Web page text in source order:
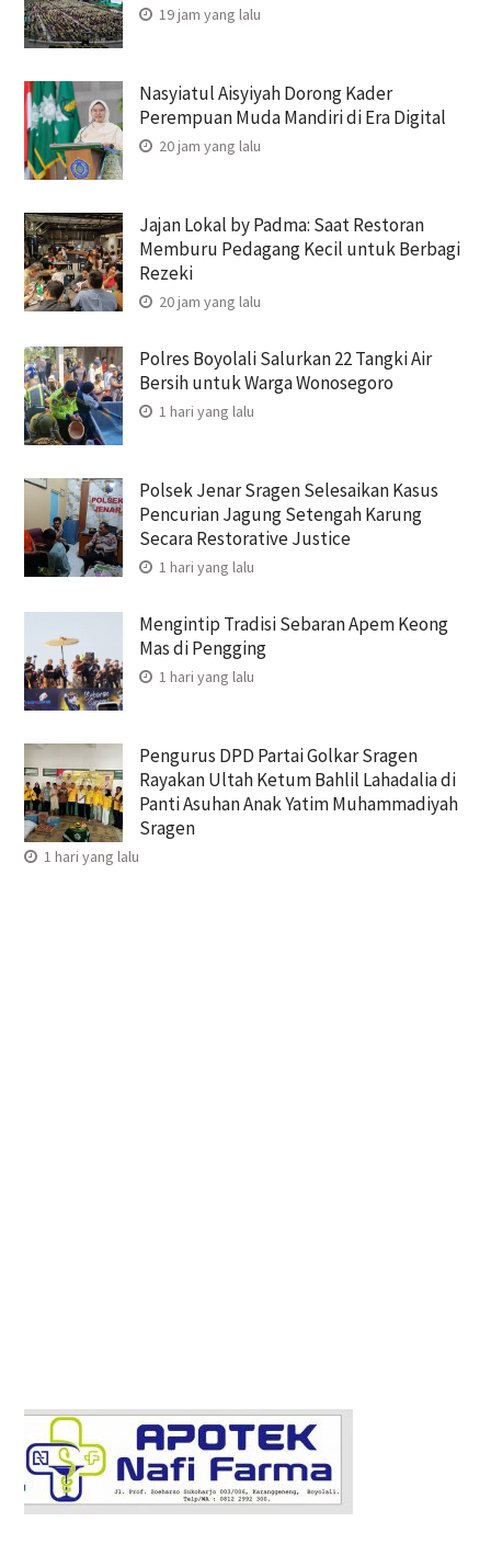
19 jam yang lalu
Nasyiatul Aisyiyah Dorong Kader
Perempuan Muda Mandiri di Era Digital
20 jam yang lalu
Jajan Lokal by Padma: Saat Restoran
Memburu Pedagang Kecil untuk Berbagi
Rezeki
20 jam yang lalu
Polres Boyolali Salurkan 22 Tangki Air
Bersih untuk Warga Wonosegoro
1 hari yang lalu
Polsek Jenar Sragen Selesaikan Kasus
Pencurian Jagung Setengah Karung
Secara Restorative Justice
1 hari yang lalu
Mengintip Tradisi Sebaran Apem Keong
Mas di Pengging
1 hari yang lalu
Pengurus DPD Partai Golkar Sragen
Rayakan Ultah Ketum Bahlil Lahadalia di
Panti Asuhan Anak Yatim Muhammadiyah
Sragen
1 hari yang lalu